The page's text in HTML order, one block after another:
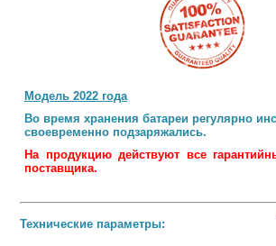
Модель 2022 года
Во время хранения батареи регулярно
своевременно подзаряжались.
На продукцию действуют все
поставщика.
Технические параметры: